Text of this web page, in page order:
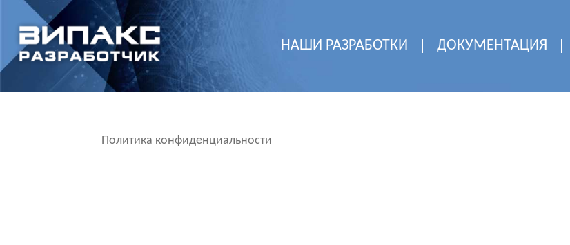
НАШИ РАЗРАБОТКИ ДОКУМЕНТАЦИЯ
Политика конфиденциальности